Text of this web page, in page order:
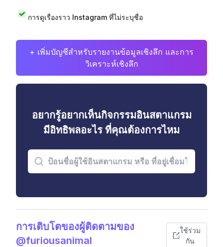
การดูเรื่องราว Instagram ที่ไม่ระบุชื่อ
+ เพิ่มบัญชีสำหรับรายงานข้อมูลเชิงลึก และการ
วิเคราะห์เชิงลึก
อยากรู้อยากเห็นกิจกรรมอินสตาแกรม
มีอิทธิพลอะไร ที่คุณต้องการไหม
การเติบโตของผู้ติดตามของ
@furiousanimal
ใช้ร่วม
กัน